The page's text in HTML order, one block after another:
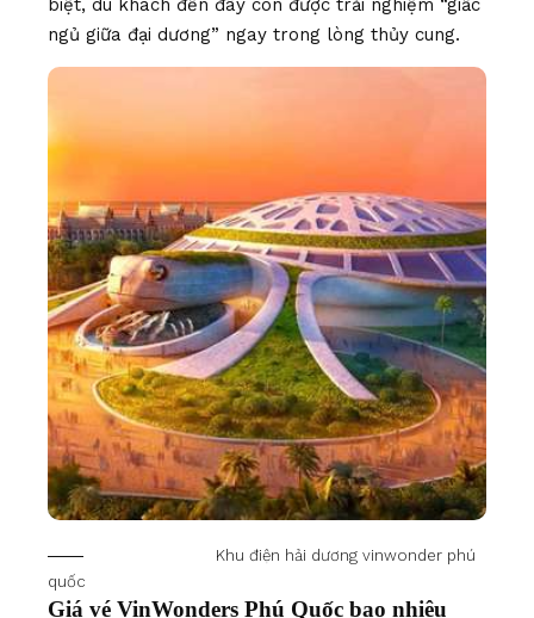
biệt, du khách đến đây còn được trải nghiệm “giấc
ngủ giữa đại dương” ngay trong lòng thủy cung.
Khu điện hải dương vinwonder phú
quốc
Giá vé VinWonders Phú Quốc bao nhiêu